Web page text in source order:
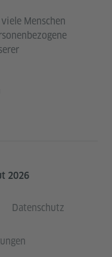
Menschen
2026
Datenschutz